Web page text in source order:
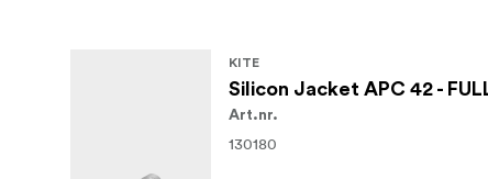
KITE
Silicon Jacket APC 42 -
Art.nr.
130180